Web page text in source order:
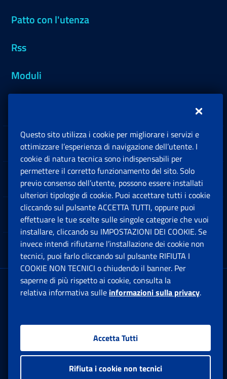
Patto con l'utenza
Rss
Moduli
Sedi e Contatti
Software
Note Legali
App mobile
Sede Legale : Via Ciro il Grande, 21
00144 Roma
Facebook: Apre una nuova finestra
Twitter: Apre una nuova finestra
Whatsapp: Apre una nuova
Youtube: Apre una
Instagram:
Questo sito utilizza i cookie per migliorare i servizi e
ottimizzare l’esperienza di navigazione dell’utente. I
cookie di natura tecnica sono indispensabili per
permettere il corretto funzionamento del sito. Solo
previo consenso dell’utente, possono essere installati
ulteriori tipologie di cookie. Puoi accettare tutti i cookie
cliccando sul pulsante ACCETTA TUTTI, oppure puoi
effettuare le tue scelte sulle singole categorie che vuoi
installare, cliccando su IMPOSTAZIONI DEI COOKIE. Se
invece intendi rifiutarne l’installazione dei cookie non
tecnici, puoi farlo cliccando sul pulsante RIFIUTA I
COOKIE NON TECNICI o chiudendo il banner. Per
saperne di più rispetto ai cookie, consulta la
relativa informativa sulle informazioni sulla privacy.
Accetta Tutti
Rifiuta i cookie non tecnici